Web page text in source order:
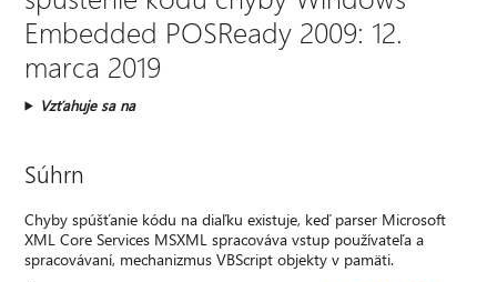
Embedded POSReady 2009: 12.
marca 2019
Vzťahuje sa na
Súhrn
Chyby spúšťanie kódu na diaľku existuje, keď parser Microsoft
XML Core Services MSXML spracováva vstup používateľa a
spracovávaní, mechanizmus VBScript objekty v pamäti.